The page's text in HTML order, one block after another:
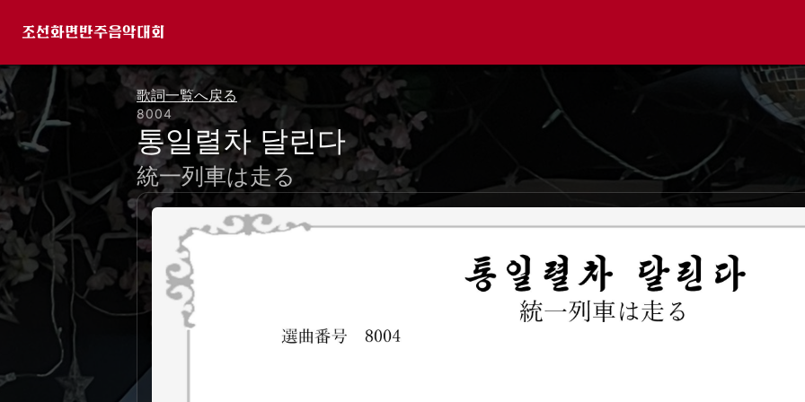
조선화면반주음악대회
歌詞一覧へ戻る
8004
통일렬차 달린다
統一列車は走る